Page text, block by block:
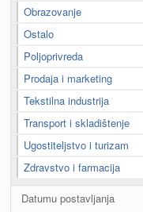
Obrazovanje
Ostalo
Poljoprivreda
Prodaja i marketing
Tekstilna industrija
Transport i skladištenje
Ugostiteljstvo i turizam
Zdravstvo i farmacija
Datumu postavljanja